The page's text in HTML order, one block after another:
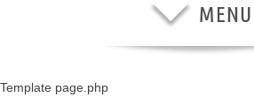
Template page.php